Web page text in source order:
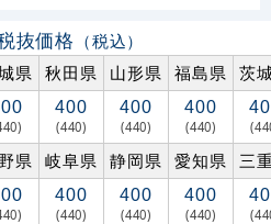
抜価格 （税込）
県 秋田県 山形県 福島県 茨
400
(440)
400
(440)
400
(440)
県 岐阜県 静岡県 愛知県 三
400
(440)
400
(440)
400
(440)